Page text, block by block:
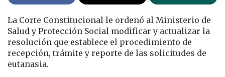
La Corte Constitucional le ordenó al Ministerio de
Salud y Protección Social modificar y actualizar la
resolución que establece el procedimiento de
recepción, trámite y reporte de las solicitudes de
eutanasia.